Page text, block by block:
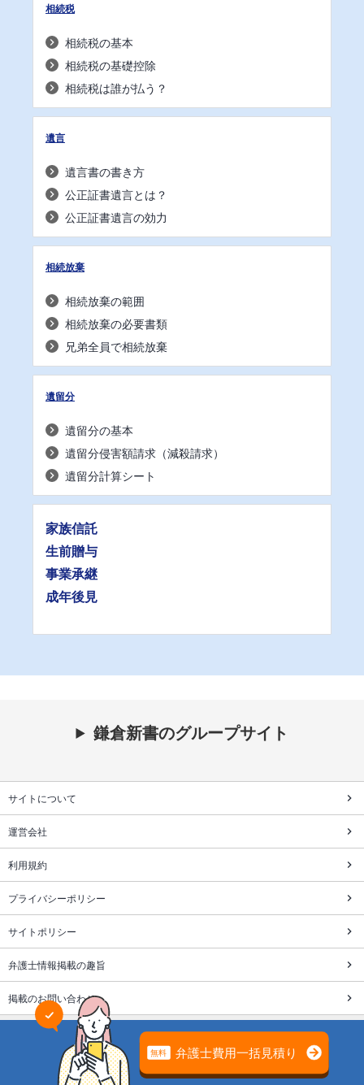
相続税
相続税の基本
相続税の基礎控除
相続税は誰が払う？
遺言
遺言書の書き方
公正証書遺言とは？
公正証書遺言の効力
相続放棄
相続放棄の範囲
相続放棄の必要書類
兄弟全員で相続放棄
遺留分
遺留分の基本
遺留分侵害額請求（減殺請求）
遺留分計算シート
家族信託
生前贈与
事業承継
成年後見
鎌倉新書のグループサイト
サイトについて
運営会社
利用規約
プライバシーポリシー
サイトポリシー
弁護士情報掲載の趣旨
掲載のお問い合わせ
株式会社鎌倉新書は個人情報保護を目的にプライバシーマーク
を取得しています。